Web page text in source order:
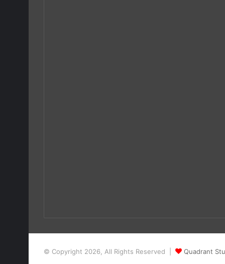
© Copyright 2026, All Rights Reserved | Quadrant